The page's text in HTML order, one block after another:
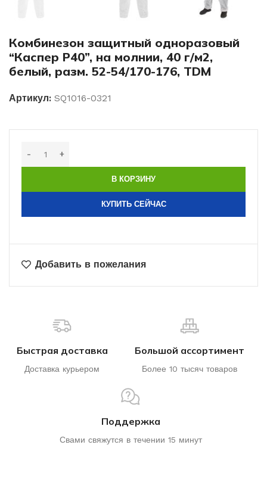
Комбинезон защитный одноразовый
“Каспер Р40”, на молнии, 40 г/м2,
белый, разм. 52-54/170-176, TDM
Артикул: SQ1016-0321
В КОРЗИНУ
КУПИТЬ СЕЙЧАС
Добавить в пожелания
Быстрая доставка
Доставка курьером
Большой ассортимент
Более 10 тысяч товаров
Поддержка
Свами свяжутся в течении 15 минут